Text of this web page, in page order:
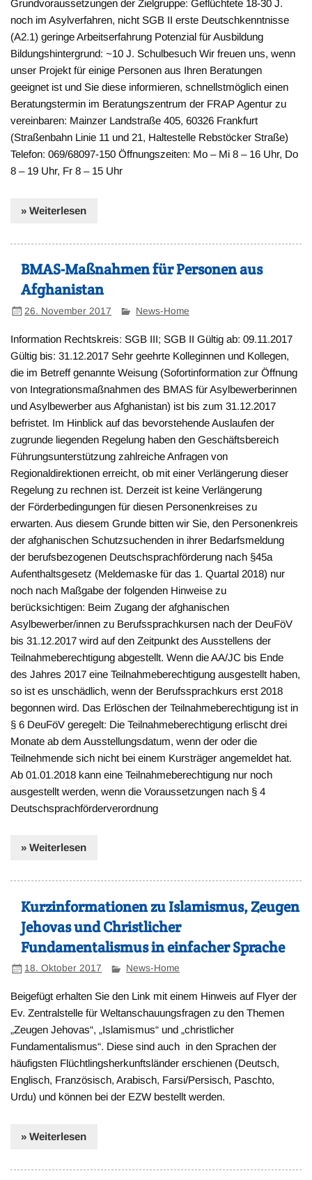
Grundvoraussetzungen der Zielgruppe: Geflüchtete 18-30 J.
noch im Asylverfahren, nicht SGB II erste Deutschkenntnisse
(A2.1) geringe Arbeitserfahrung Potenzial für Ausbildung
Bildungshintergrund: ~10 J. Schulbesuch Wir freuen uns, wenn
unser Projekt für einige Personen aus Ihren Beratungen
geeignet ist und Sie diese informieren, schnellstmöglich einen
Beratungstermin im Beratungszentrum der FRAP Agentur zu
vereinbaren: Mainzer Landstraße 405, 60326 Frankfurt
(Straßenbahn Linie 11 und 21, Haltestelle Rebstöcker Straße)
Telefon: 069/68097-150 Öffnungszeiten: Mo – Mi 8 – 16 Uhr, Do
8 – 19 Uhr, Fr 8 – 15 Uhr
» Weiterlesen
BMAS-Maßnahmen für Personen aus
Afghanistan
26. November 2017 News-Home
Information Rechtskreis: SGB III; SGB II Gültig ab: 09.11.2017
Gültig bis: 31.12.2017 Sehr geehrte Kolleginnen und Kollegen,
die im Betreff genannte Weisung (Sofortinformation zur Öffnung
von Integrationsmaßnahmen des BMAS für Asylbewerberinnen
und Asylbewerber aus Afghanistan) ist bis zum 31.12.2017
befristet. Im Hinblick auf das bevorstehende Auslaufen der
zugrunde liegenden Regelung haben den Geschäftsbereich
Führungsunterstützung zahlreiche Anfragen von
Regionaldirektionen erreicht, ob mit einer Verlängerung dieser
Regelung zu rechnen ist. Derzeit ist keine Verlängerung
der Förderbedingungen für diesen Personenkreises zu
erwarten. Aus diesem Grunde bitten wir Sie, den Personenkreis
der afghanischen Schutzsuchenden in ihrer Bedarfsmeldung
der berufsbezogenen Deutschsprachförderung nach §45a
Aufenthaltsgesetz (Meldemaske für das 1. Quartal 2018) nur
noch nach Maßgabe der folgenden Hinweise zu
berücksichtigen: Beim Zugang der afghanischen
Asylbewerber/innen zu Berufssprachkursen nach der DeuFöV
bis 31.12.2017 wird auf den Zeitpunkt des Ausstellens der
Teilnahmeberechtigung abgestellt. Wenn die AA/JC bis Ende
des Jahres 2017 eine Teilnahmeberechtigung ausgestellt haben,
so ist es unschädlich, wenn der Berufssprachkurs erst 2018
begonnen wird. Das Erlöschen der Teilnahmeberechtigung ist in
§ 6 DeuFöV geregelt: Die Teilnahmeberechtigung erlischt drei
Monate ab dem Ausstellungsdatum, wenn der oder die
Teilnehmende sich nicht bei einem Kursträger angemeldet hat.
Ab 01.01.2018 kann eine Teilnahmeberechtigung nur noch
ausgestellt werden, wenn die Voraussetzungen nach § 4
Deutschsprachförderverordnung
» Weiterlesen
Kurzinformationen zu Islamismus, Zeugen
Jehovas und Christlicher
Fundamentalismus in einfacher Sprache
18. Oktober 2017 News-Home
Beigefügt erhalten Sie den Link mit einem Hinweis auf Flyer der
Ev. Zentralstelle für Weltanschauungsfragen zu den Themen
„Zeugen Jehovas“, „Islamismus“ und „christlicher
Fundamentalismus“. Diese sind auch in den Sprachen der
häufigsten Flüchtlingsherkunftsländer erschienen (Deutsch,
Englisch, Französisch, Arabisch, Farsi/Persisch, Paschto,
Urdu) und können bei der EZW bestellt werden.
» Weiterlesen